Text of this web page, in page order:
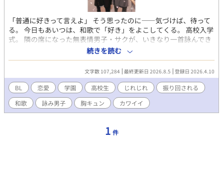
「普通に好きって言えよ」 そう思ったのに――気づけば、待って
る。 今日もあいつは、和歌で「好き」をよこしてくる。 高校入学
式。 隣の席になった無表情男子・サクが、いきなり一首詠んでき
た。 意味はわからないのに、なぜか刺さる。 それ以来―― 机の
中、帰り道、放課後。 三十一文字で迫ってくるそいつに、振り回
される毎日。 言葉にできない想いを、和歌で伝える詠み男子。 理
解できないのに、なぜか気になってしまう。 遠回しすぎる「好
き」に、今日も心が揺れる。 不器用すぎる二人の、じれったくて
甘い青春ラブコメ
続きを読む
文字数 107,284 最終更新日 2026.8.5 登録日 2026.4.10
BL 恋愛 学園 高校生 じれじれ
振り回される
和歌
詠み男子 胸キュン カワイイ
1 件